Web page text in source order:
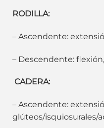
RODILLA:
– Ascendente:
– Descendente:
CADERA:
– Ascendente:
glúteos/isquiosurales/